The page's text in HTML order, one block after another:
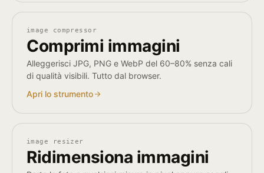
image compressor
Comprimi immagini
Alleggerisci JPG, PNG e WebP del 60–80% senza cali
di qualità visibili. Tutto dal browser.
Apri lo strumento
image resizer
Ridimensiona immagini